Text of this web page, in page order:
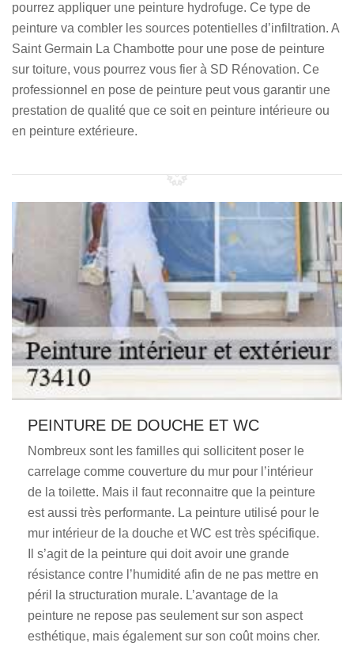
pourrez appliquer une peinture hydrofuge. Ce type de
peinture va combler les sources potentielles d’infiltration. A
Saint Germain La Chambotte pour une pose de peinture
sur toiture, vous pourrez vous fier à SD Rénovation. Ce
professionnel en pose de peinture peut vous garantir une
prestation de qualité que ce soit en peinture intérieure ou
en peinture extérieure.
PEINTURE DE DOUCHE ET WC
Nombreux sont les familles qui sollicitent poser le
carrelage comme couverture du mur pour l’intérieur
de la toilette. Mais il faut reconnaitre que la peinture
est aussi très performante. La peinture utilisé pour le
mur intérieur de la douche et WC est très spécifique.
Il s’agit de la peinture qui doit avoir une grande
résistance contre l’humidité afin de ne pas mettre en
péril la structuration murale. L’avantage de la
peinture ne repose pas seulement sur son aspect
esthétique, mais également sur son coût moins cher.